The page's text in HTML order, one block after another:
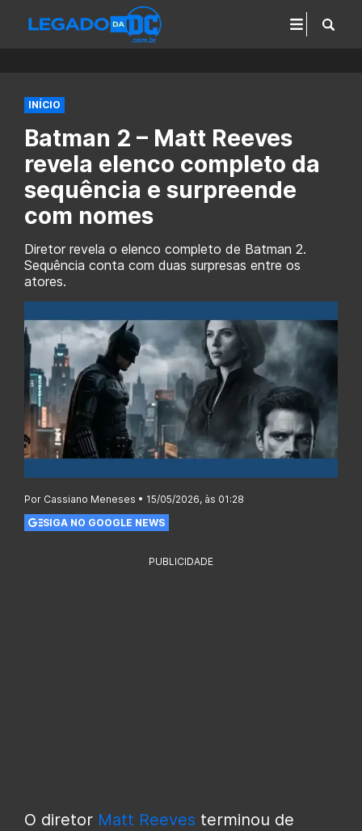
INÍCIO
Batman 2 – Matt Reeves
revela elenco completo da
sequência e surpreende
com nomes
Diretor revela o elenco completo de Batman 2.
Sequência conta com duas surpresas entre os
atores.
Por Cassiano Meneses • 15/05/2026, às 01:28
SIGA NO GOOGLE NEWS
PUBLICIDADE
O diretor Matt Reeves terminou de